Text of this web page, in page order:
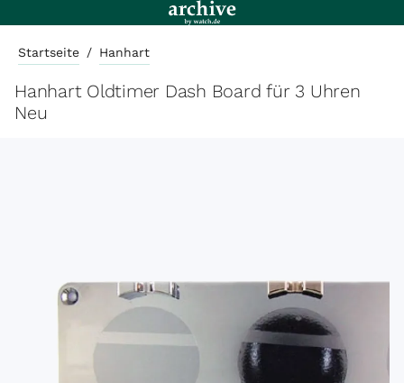
Startseite / Hanhart
Hanhart Oldtimer Dash Board für 3 Uhren
Neu